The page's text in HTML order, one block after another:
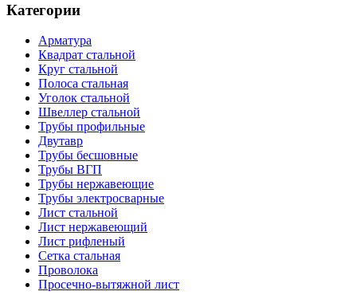
Категории
Арматура
Квадрат стальной
Круг стальной
Полоса стальная
Уголок стальной
Швеллер стальной
Трубы профильные
Двутавр
Трубы бесшовные
Трубы ВГП
Трубы нержавеющие
Трубы электросварные
Лист стальной
Лист нержавеющий
Лист рифленый
Сетка стальная
Проволока
Просечно-вытяжной лист